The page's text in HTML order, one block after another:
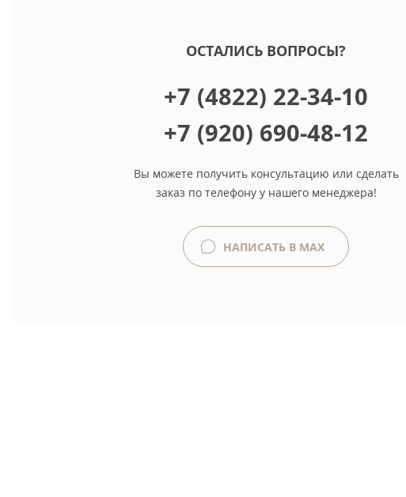
ОСТАЛИСЬ ВОПРОСЫ?
+7 (4822) 22-34-10
+7 (920) 690-48-12
Вы можете получить консультацию или сделать
заказ по телефону у нашего менеджера!
НАПИСАТЬ В MAX